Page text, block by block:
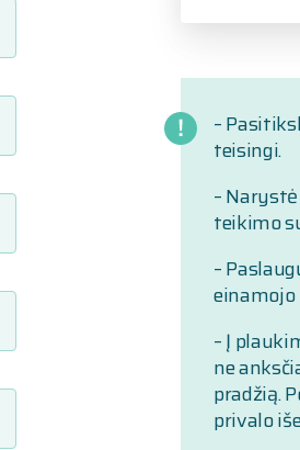
–
teisingi.
–
teikimo
–
einamojo
– Į
ne
pradžią.
privalo